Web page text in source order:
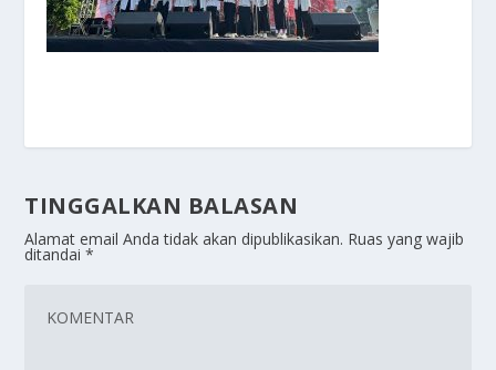
TINGGALKAN BALASAN
Alamat email Anda tidak akan dipublikasikan. Ruas yang wajib
ditandai*